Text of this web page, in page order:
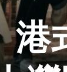
港